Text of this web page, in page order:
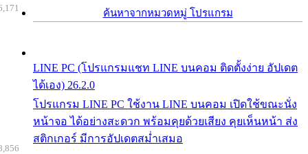
ค้นหาจากหมวดหมู่ โปรแกรม
LINE PC (โปรแกรมแชท LINE บนคอม ติดตั้งง่าย อัปเดต
ได้เอง) 26.2.0
โปรแกรม LINE PC ใช้งาน LINE บนคอม เปิดใช้ขณะนั่ง
หน้าจอ ได้อย่างสะดวก พร้อมคุยด้วยเสียง คุยเห็นหน้า ส่ง
สติกเกอร์ มีการอัปเดตสม่ำเสมอ